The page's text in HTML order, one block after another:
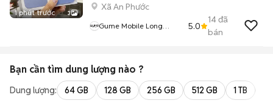
1 phút trước 3
Xã An Phước
Gume Mobile Long
5.0
14đã
bán
Bạn cần tìm dung lượng nào ?
Dung lượng: 64 GB 128 GB 256 GB 512 GB 1 TB